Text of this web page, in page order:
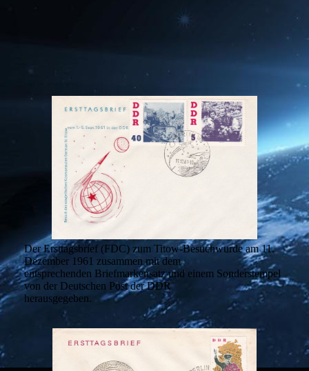
Der Ersttagsbrief (FDC) zum Titow-Besuchwurde am 11.
Dezember 1961 zusammen mit dem
entsprechenden Briefmarkensatz und einem Sonderstempel
von der Deutschen Post der DDR
herausgegeben.